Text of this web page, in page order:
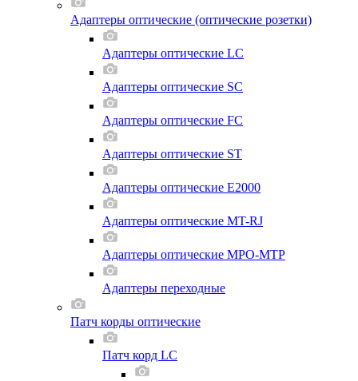
Адаптеры оптические (оптические розетки)
Адаптеры оптические LC
Адаптеры оптические SC
Адаптеры оптические FC
Адаптеры оптические ST
Адаптеры оптические E2000
Адаптеры оптические MT-RJ
Адаптеры оптические MPO-MTP
Адаптеры переходные
Патч корды оптические
Патч корд LC